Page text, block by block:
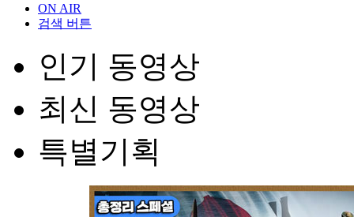
ON AIR
검색 버튼
인기 동영상
최신 동영상
특별기획